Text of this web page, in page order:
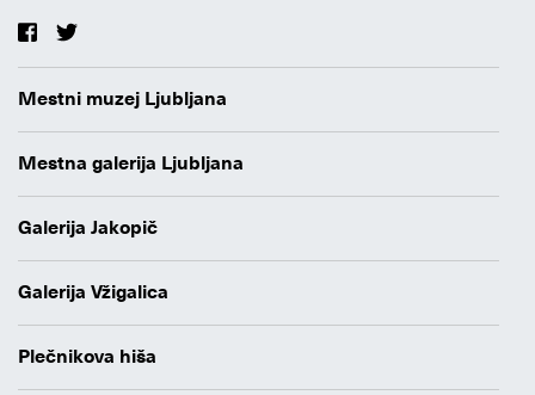
Mestni muzej Ljubljana
Mestna galerija Ljubljana
Galerija Jakopič
Galerija Vžigalica
Plečnikova hiša